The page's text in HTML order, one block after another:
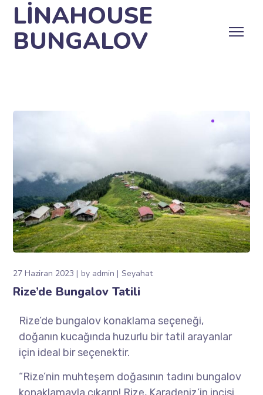
LİNAHOUSE
BUNGALOV
27 Haziran 2023 by admin Seyahat
Rize’de Bungalov Tatili
Rize’de bungalov konaklama seçeneği,
doğanın kucağında huzurlu bir tatil arayanlar
için ideal bir seçenektir.
“Rize’nin muhteşem doğasının tadını bungalov